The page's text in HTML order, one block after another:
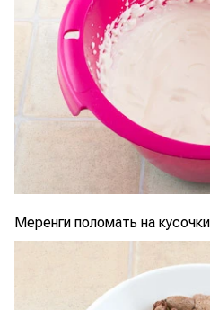
Меренги поломать на